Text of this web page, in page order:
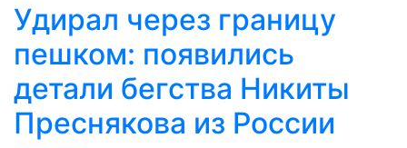
Удирал через границу
пешком: появились
детали бегства Никиты
Преснякова из России